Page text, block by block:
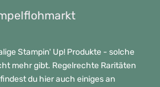
Stampin' Up! Produkte - solche
mehr gibt. Regelrechte Raritäten
du hier auch einiges an